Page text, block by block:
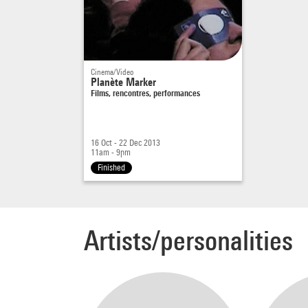
voix
Cinema/Video
Planète Marker
Films, rencontres, performances
16 Oct - 22 Dec 2013
11am - 9pm
Finished
Artists/personalities